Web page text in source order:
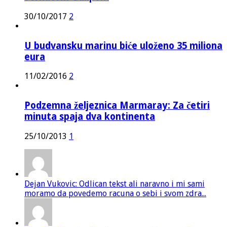
30/10/2017 2
U budvansku marinu biće uloženo 35 miliona
eura
11/02/2016 2
Podzemna željeznica Marmaray: Za četiri
minuta spaja dva kontinenta
25/10/2013 1
Dejan Vukovic: Odlican tekst ali naravno i mi sami
moramo da povedemo racuna o sebi i svom zdra...